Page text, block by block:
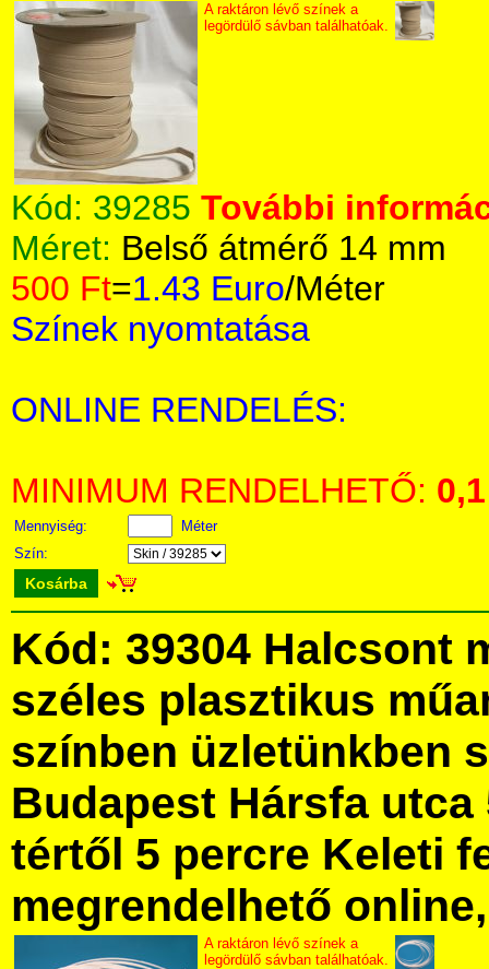
A raktáron lévő színek a
legördülő sávban találhatóak.
Kód: 39285 További
Méret: Belső átmérő 14 mm
500 Ft=1.43 Euro/Méter
Színek nyomtatása
ONLINE RENDELÉS:
MINIMUM RENDELHETŐ: 0,1
Mennyiség:
Méter
Szín:
Kosárba
Kód: 39304 Halcsont
széles plasztikus
színben üzletünkben
Budapest Hársfa utca
tértől 5 percre Keleti
megrendelhető
A raktáron lévő színek a
legördülő sávban találhatóak.